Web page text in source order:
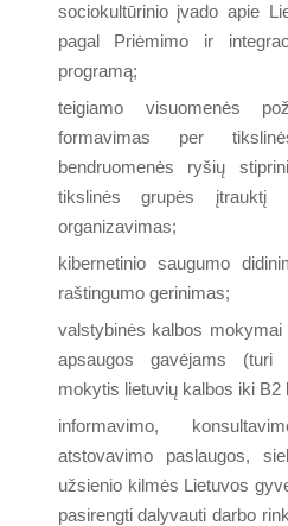
sociokultūrinio įvado apie
pagal Priėmimo ir
programą;
teigiamo visuomenės
formavimas per
bendruomenės ryšių
tikslinės grupės įtrauktį
organizavimas;
kibernetinio saugumo
raštingumo gerinimas;
valstybinės kalbos
apsaugos gavėjams (turi
mokytis lietuvių kalbos iki B2
informavimo,
atstovavimo paslaugos,
užsienio kilmės Lietuvos
pasirengti dalyvauti darbo